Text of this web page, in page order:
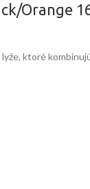
Orange
ktoré